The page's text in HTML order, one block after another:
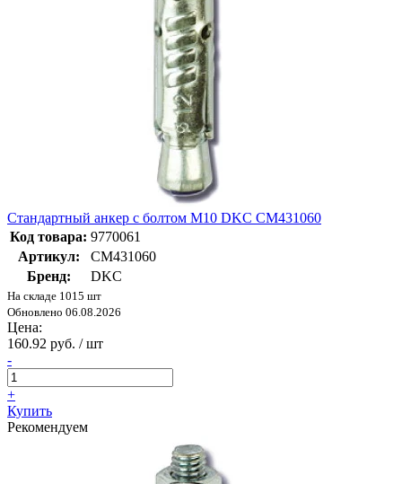
Стандартный анкер с болтом М10 DKC CM431060
Код товара: 9770061
Артикул:
CM431060
Бренд:
DKC
На складе 1015 шт
Обновлено 06.08.2026
Цена:
160.92 руб. / шт
-
+
Купить
Рекомендуем